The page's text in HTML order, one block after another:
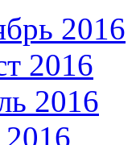
2016
2016
2016